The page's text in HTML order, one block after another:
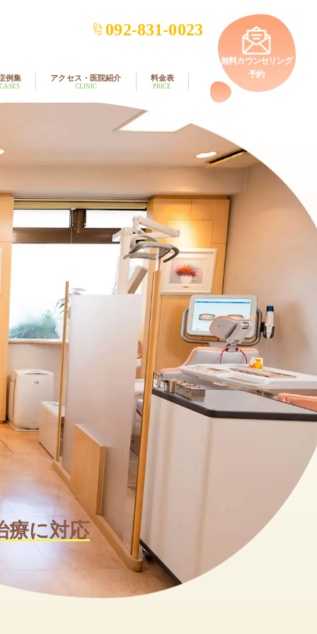
092-831-0023
矯正歯科
ング 一般治療
例集 アクセス・医院紹介
CLINIC
料金表
PRICE
無料カウンセリング
予約
療に対応